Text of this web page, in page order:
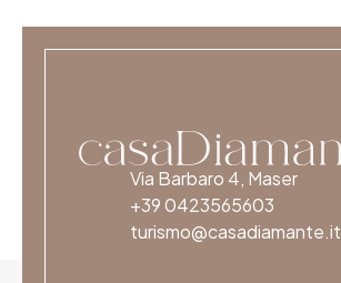
Via Barbaro 4, Maser
+39 0423565603
turismo@casadiamante.it